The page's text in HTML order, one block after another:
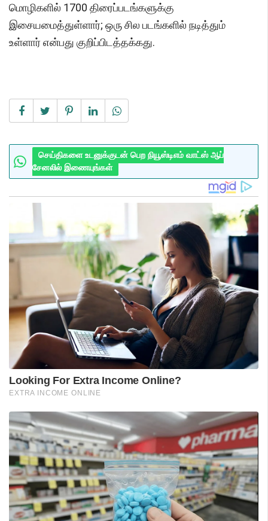
மொழிகளில் 1700 திரைப்படங்களுக்கு
இசையமைத்துள்ளார்; ஒரு சில படங்களில் நடித்தும்
உள்ளார் என்பது குறிப்பிடத்தக்கது.
செய்திகளை உடனுக்குடன் பெற நியூஸ்டிஎம் வாட்ஸ் ஆப்
சேனலில் இணையுங்கள்